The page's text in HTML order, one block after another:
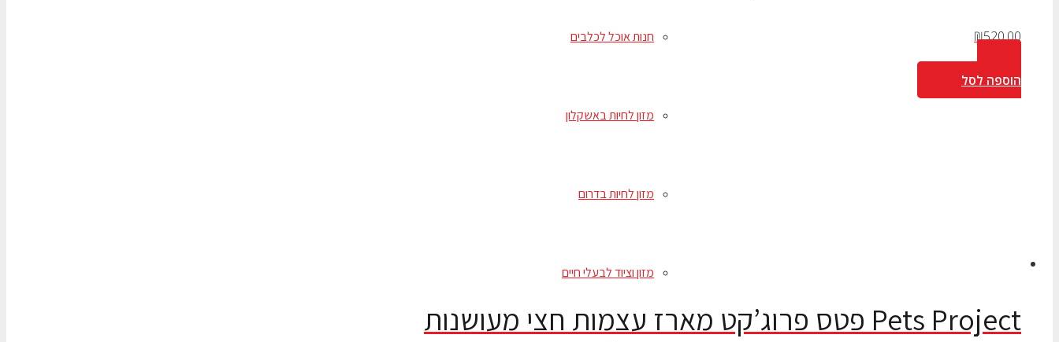
חנות אוכל לכלבים
מזון לחיות באשקלון
מזון לחיות בדרום
מזון וציוד לבעלי חיים
₪520.00
הוספה לסל
Pets Project פטס פרוג’קט מארז עצמות חצי מעושנות